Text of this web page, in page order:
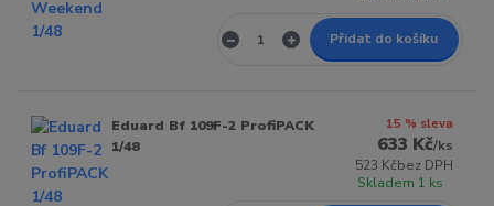
Přidat do košíku
Eduard Bf 109F-2 ProfiPACK
1/48
15 % sleva
633 Kč/ks
523 Kčbez DPH
Skladem 1 ks